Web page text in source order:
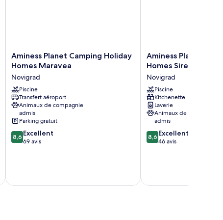
Aminess
Planet
Holiday
Homes
Maravea
Novigrad
Aminess Planet Camping Holiday
Homes Maravea
Novigrad
Piscine
Transfert aéroport
Animaux de compagnie
admis
Parking gratuit
8.6
sur
8,6 Excellent
69 avis
Aminess
Planet
Holiday
Homes
Sirena
Novigrad
Aminess Planet
Homes Sirena
Novigrad
Piscine
Kitchenette
Laverie
Animaux de compagnie
admis
8.6
sur
8,6 Excellent
46 avis